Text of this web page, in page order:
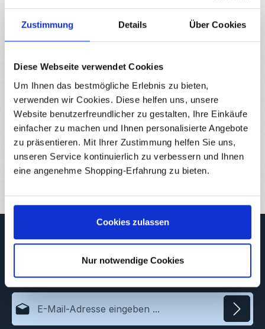
Zustimmung Details Über Cookies
Diese Webseite verwendet Cookies
Um Ihnen das bestmögliche Erlebnis zu bieten,
verwenden wir Cookies. Diese helfen uns, unsere
Website benutzerfreundlicher zu gestalten, Ihre Einkäufe
einfacher zu machen und Ihnen personalisierte Angebote
zu präsentieren. Mit Ihrer Zustimmung helfen Sie uns,
unseren Service kontinuierlich zu verbessern und Ihnen
eine angenehme Shopping-Erfahrung zu bieten.
Cookies zulassen
Nur notwendige Cookies
Hersteller:
MakerMind
Beschreibung
0,42 Zoll OLED Display Weiß – 72x40 Pixel – SSD1306 – 4
Pin Modul mit I2C-Schnittstelle für Arduino, Raspberry Pi &
Eigenschaften
Downloads
Bewertungen
Newsletter, um rechtzeitig über neue Produkte und Angebote
informiert zu werden.
E-Mail-Adresse*